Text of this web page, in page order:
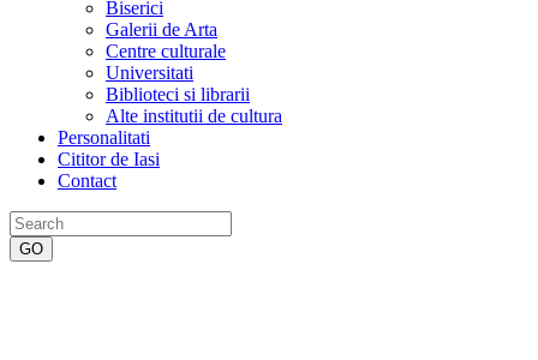
Biserici
Galerii de Arta
Centre culturale
Universitati
Biblioteci si librarii
Alte institutii de cultura
Personalitati
Cititor de Iasi
Contact